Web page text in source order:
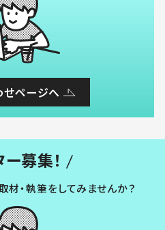
ページへ
募集！
材・執筆をしてみませんか？